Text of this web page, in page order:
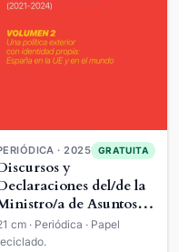
· 2025 GRATUITA
y
del/de la
a de Asuntos
y de
cm · Periódica · Papel